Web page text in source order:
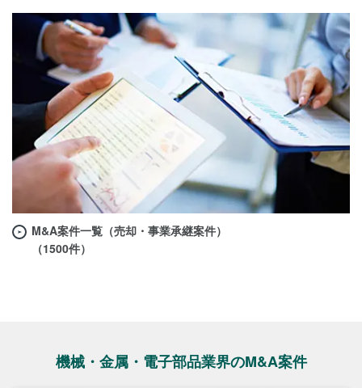
M&A案件一覧（売却・事業承継案件）
（1500件）
機械・金属・電子部品業界のM&A案件